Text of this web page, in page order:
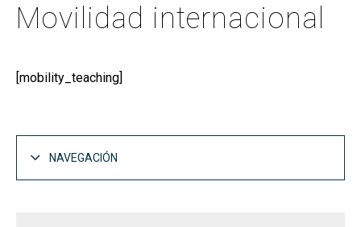
Movilidad internacional
[mobility_teaching]
NAVEGACIÓN